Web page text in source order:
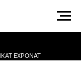
EXPONAT